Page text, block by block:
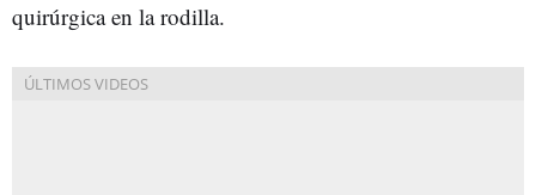
quirúrgica en la rodilla.